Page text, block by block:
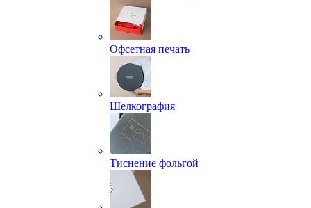
Офсетная печать
Шелкография
Тиснение фольгой